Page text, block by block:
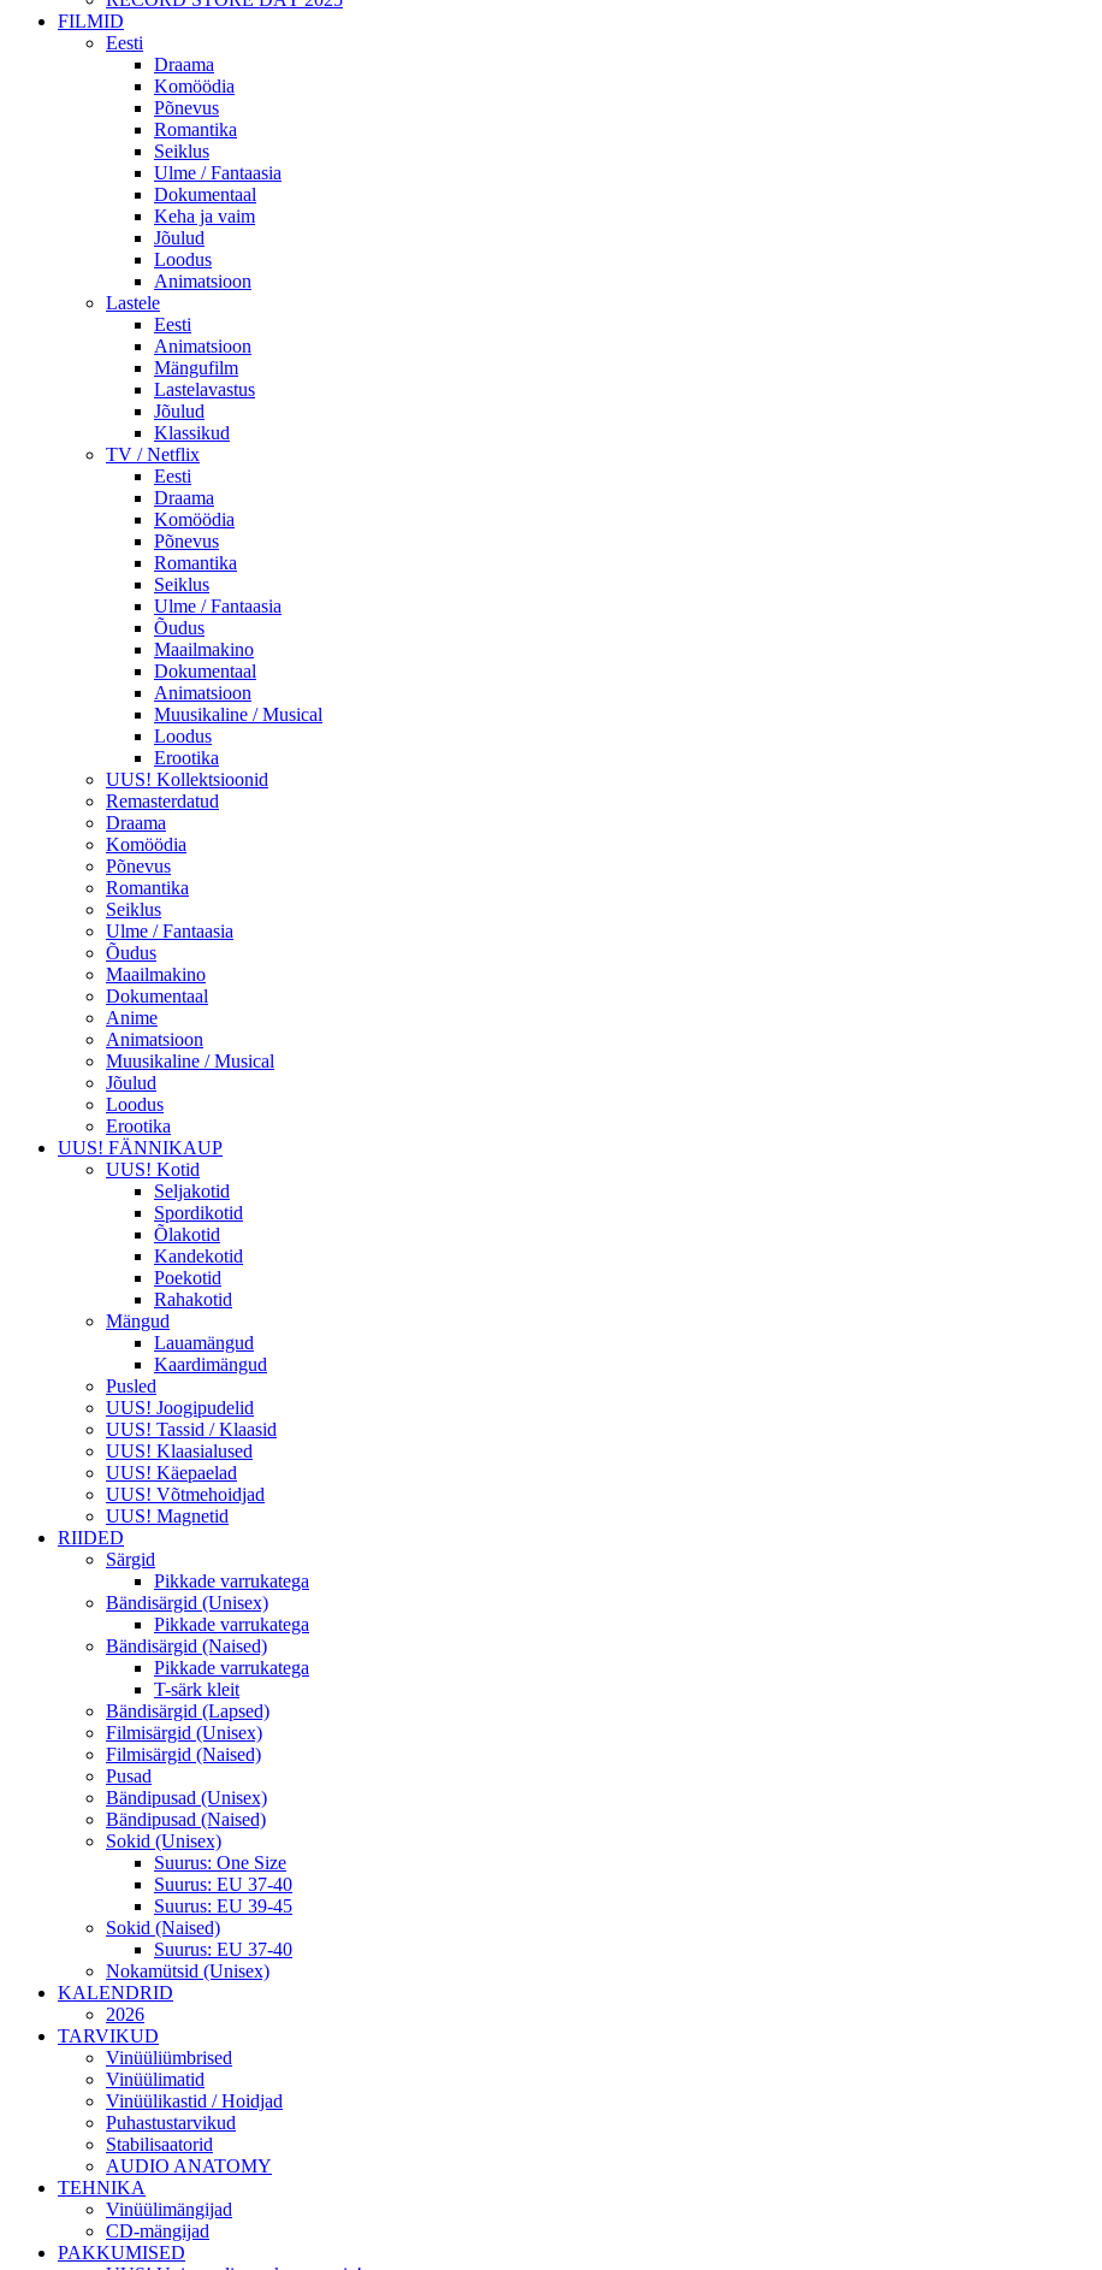
FILMID
Eesti
Draama
Komöödia
Põnevus
Romantika
Seiklus
Ulme / Fantaasia
Dokumentaal
Keha ja vaim
Jõulud
Loodus
Animatsioon
Lastele
Eesti
Animatsioon
Mängufilm
Lastelavastus
Jõulud
Klassikud
TV / Netflix
Eesti
Draama
Komöödia
Põnevus
Romantika
Seiklus
Ulme / Fantaasia
Õudus
Maailmakino
Dokumentaal
Animatsioon
Muusikaline / Musical
Loodus
Erootika
UUS! Kollektsioonid
Remasterdatud
Draama
Komöödia
Põnevus
Romantika
Seiklus
Ulme / Fantaasia
Õudus
Maailmakino
Dokumentaal
Anime
Animatsioon
Muusikaline / Musical
Jõulud
Loodus
Erootika
UUS! FÄNNIKAUP
UUS! Kotid
Seljakotid
Spordikotid
Õlakotid
Kandekotid
Poekotid
Rahakotid
Mängud
Lauamängud
Kaardimängud
Pusled
UUS! Joogipudelid
UUS! Tassid / Klaasid
UUS! Klaasialused
UUS! Käepaelad
UUS! Võtmehoidjad
UUS! Magnetid
RIIDED
Särgid
Pikkade varrukatega
Bändisärgid (Unisex)
Pikkade varrukatega
Bändisärgid (Naised)
Pikkade varrukatega
T-särk kleit
Bändisärgid (Lapsed)
Filmisärgid (Unisex)
Filmisärgid (Naised)
Pusad
Bändipusad (Unisex)
Bändipusad (Naised)
Sokid (Unisex)
Suurus: One Size
Suurus: EU 37-40
Suurus: EU 39-45
Sokid (Naised)
Suurus: EU 37-40
Nokamütsid (Unisex)
KALENDRID
2026
TARVIKUD
Vinüüliümbrised
Vinüülimatid
Vinüülikastid / Hoidjad
Puhastustarvikud
Stabilisaatorid
AUDIO ANATOMY
TEHNIKA
Vinüülimängijad
CD-mängijad
PAKKUMISED